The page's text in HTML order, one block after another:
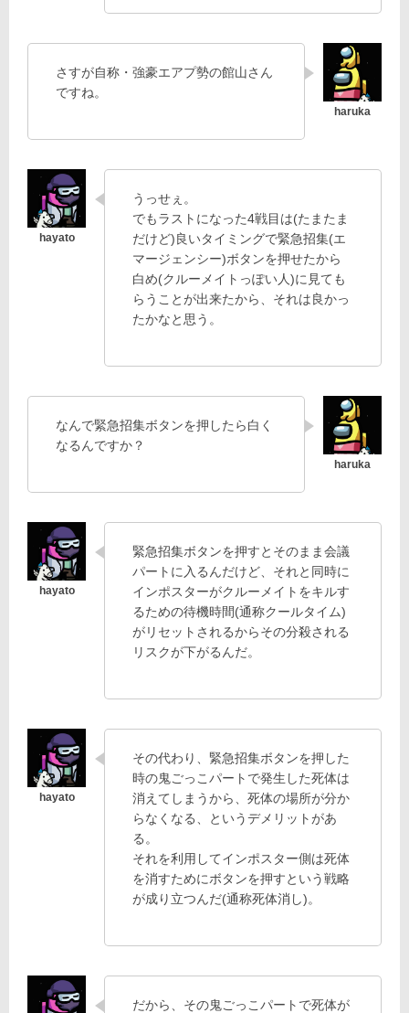
さすが自称・強豪エアプ勢の館山さん
ですね。
うっせぇ。
でもラストになった4戦目は(たまたま
だけど)良いタイミングで緊急招集(エ
マージェンシー)ボタンを押せたから
白め(クルーメイトっぽい人)に見ても
らうことが出来たから、それは良かっ
たかなと思う。
なんで緊急招集ボタンを押したら白く
なるんですか？
緊急招集ボタンを押すとそのまま会議
パートに入るんだけど、それと同時に
インポスターがクルーメイトをキルす
るための待機時間(通称クールタイム)
がリセットされるからその分殺される
リスクが下がるんだ。
その代わり、緊急招集ボタンを押した
時の鬼ごっこパートで発生した死体は
消えてしまうから、死体の場所が分か
らなくなる、というデメリットがあ
る。
それを利用してインポスター側は死体
を消すためにボタンを押すという戦略
が成り立つんだ(通称死体消し)。
だから、その鬼ごっこパートで死体が